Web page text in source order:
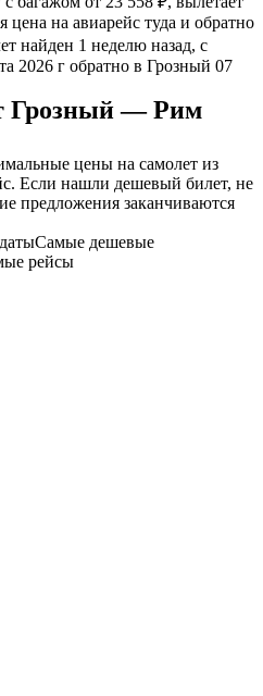
на авиарейс туда и обратно
найден 1 неделю назад, с
2026 г обратно в Грозный 07
Грозный — Рим
цены на самолет из
Если нашли дешевый билет, не
предложения заканчиваются
Самые дешевые
рейсы